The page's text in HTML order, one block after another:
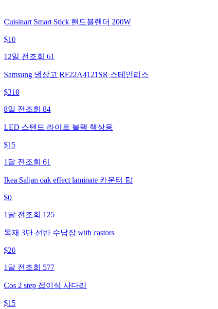
Cuisinart Smart Stick 핸드블렌더 200W
$10
12일 전 조회 61
Samsung 냉장고 RF22A4121SR 스테인리스
$310
8일 전 조회 84
LED 스탠드 라이트 블랙 책상용
$15
1달 전 조회 61
Ikea Saljan oak effect laminate 카운터 탑
$0
1달 전 조회 125
목재 3단 선반 수납장 with castors
$20
1달 전 조회 577
Cos 2 step 접이식 사다리
$15